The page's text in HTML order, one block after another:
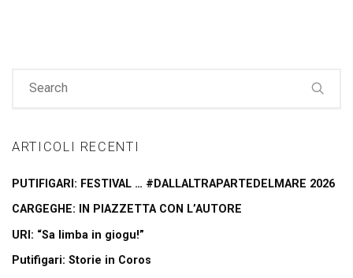
ARTICOLI RECENTI
PUTIFIGARI: FESTIVAL … #DALLALTRAPARTEDELMARE 2026
CARGEGHE: IN PIAZZETTA CON L’AUTORE
URI: “Sa limba in giogu!”
Putifigari: Storie in Coros